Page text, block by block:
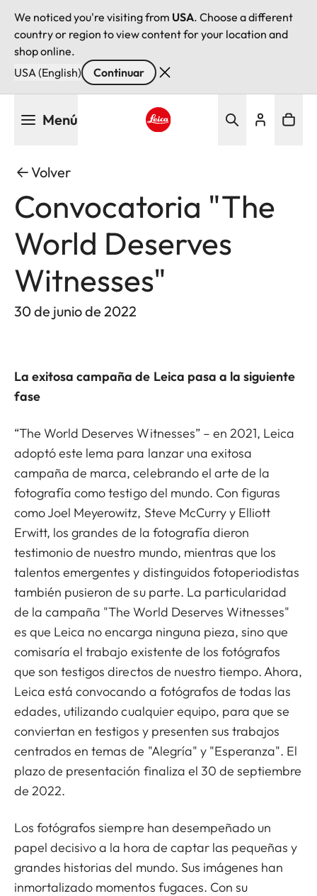
We noticed you're visiting from USA. Choose a different
country or region to view content for your location and
shop online.
USA (English)
Continuar
Menú
Volver
Convocatoria "The
World Deserves
Witnesses"
30 de junio de 2022
La exitosa campaña de Leica pasa a la siguiente
fase
“The World Deserves Witnesses” – en 2021, Leica
adoptó este lema para lanzar una exitosa
campaña de marca, celebrando el arte de la
fotografía como testigo del mundo. Con figuras
como Joel Meyerowitz, Steve McCurry y Elliott
Erwitt, los grandes de la fotografía dieron
testimonio de nuestro mundo, mientras que los
talentos emergentes y distinguidos fotoperiodistas
también pusieron de su parte. La particularidad
de la campaña "The World Deserves Witnesses"
es que Leica no encarga ninguna pieza, sino que
comisaría el trabajo existente de los fotógrafos
que son testigos directos de nuestro tiempo. Ahora,
Leica está convocando a fotógrafos de todas las
edades, utilizando cualquier equipo, para que se
conviertan en testigos y presenten sus trabajos
centrados en temas de "Alegría" y "Esperanza". El
plazo de presentación finaliza el 30 de septiembre
de 2022.
Los fotógrafos siempre han desempeñado un
papel decisivo a la hora de captar las pequeñas y
grandes historias del mundo. Sus imágenes han
inmortalizado momentos fugaces. Con su